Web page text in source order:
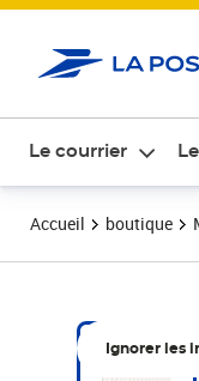
Le courrier
Accueil boutique
Ignorer les